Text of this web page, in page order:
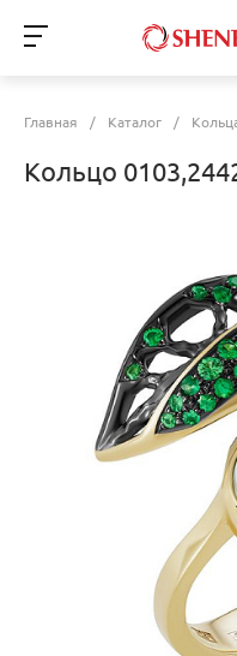
Главная / Каталог /
Кольцо